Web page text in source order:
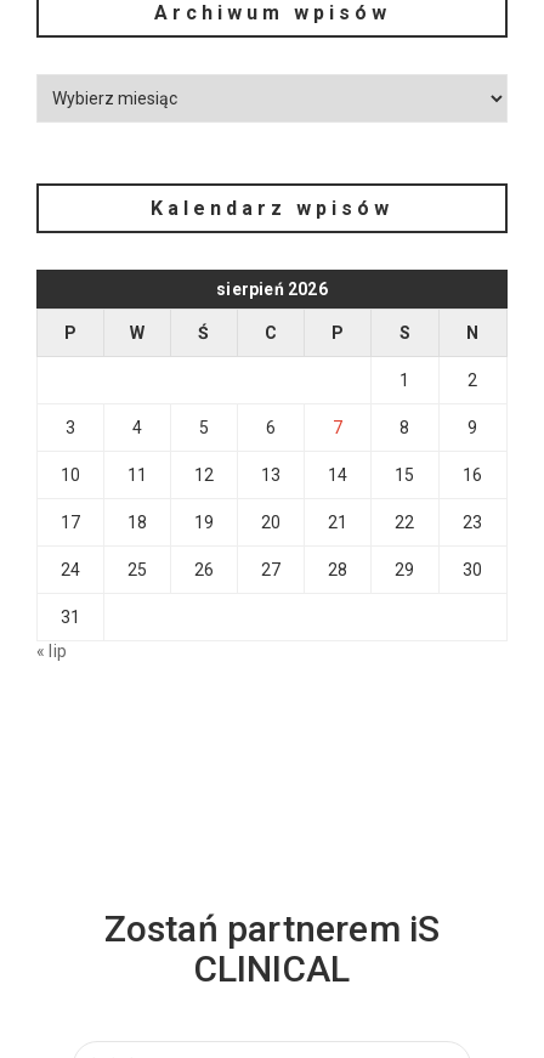
Archiwum wpisów
Kalendarz wpisów
sierpień 2026
P W Ś C P S N
1 2
3 4 5 6 7 8 9
10 11 12 13 14 15 16
17 18 19 20 21 22 23
24 25 26 27 28 29 30
31
« lip
Zostań partnerem iS
CLINICAL